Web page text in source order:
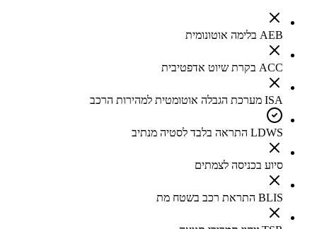
AEB בלימה אוטונומית
ACC בקרת שיוט אדפטיבית
ISA מערכת הגבלה אוטומטית למהירות הרכב
LDWS התראה בלבד לסטיה מנתיב
סיוע בכניסה לצמתים
BLIS התראת רכב בשטח מת